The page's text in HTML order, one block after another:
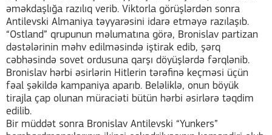
əməkdaşlığa razılıq verib. Viktorla görüşlərdən sonra
Antilevski Almaniya təyyarəsini idarə etməyə razılaşıb.
“Ostland” qrupunun məlumatına görə, Bronislav partizan
dəstələrinin məhv edilməsində iştirak edib, şərq
cəbhəsində sovet ordusuna qarşı döyüşlərdə fərqlənib.
Bronislav hərbi əsirlərin Hitlerin tərəfinə keçməsi üçün
fəal şəkildə kampaniya aparıb. Beləliklə, onun böyük
tirajla çap olunan müraciəti bütün hərbi əsirlərə təqdim
edilib.
Bir müddət sonra Bronislav Antilevski “Yunkers”